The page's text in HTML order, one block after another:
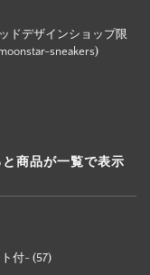
ドデザインショップ限
sneakers)
商品が一覧で表示
付- (57)